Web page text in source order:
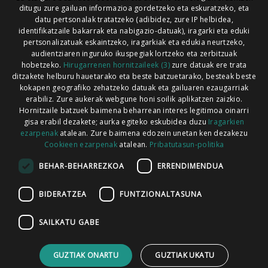
Xorroxin irratia | Lesaka | T. 948638288
Codesyntaxek garatua
HARREMANETARAKO
ditugu zure gailuan informazioa gordetzeko eta eskuratzeko, eta
datu pertsonalak tratatzeko (adibidez, zure IP helbidea,
identifikatzaile bakarrak eta nabigazio-datuak), iragarki eta eduki
pertsonalizatuak eskaintzeko, iragarkiak eta edukia neurtzeko,
audientziaren inguruko ikuspegiak lortzeko eta zerbitzuak
hobetzeko. Hirugarrenen hornitzaileek (3)zure datuak ere trata
ditzakete helburu hauetarako eta beste batzuetarako, besteak beste
kokapen geografiko zehatzeko datuak eta gailuaren ezaugarriak
erabiliz. Zure aukerak webgune honi soilik aplikatzen zaizkio.
Hornitzaile batzuek baimena beharrean interes legitimoa oinarri
gisa erabil dezakete; aurka egiteko eskubidea duzu Iragarkien
ezarpenakatalean. Zure baimena edozein unetan ken dezakezu
Cookieen ezarpenak atalean. Pribatutasun-politika
BEHAR-BEHARREZKOA ERRENDIMENDUA
BIDERATZEA FUNTZIONALTASUNA
SAILKATU GABE
GUZTIAK ONARTU GUZTIAK UKATU